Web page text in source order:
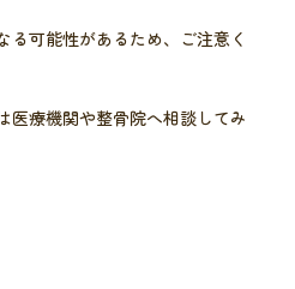
る可能性があるため、ご注意く
医療機関や整骨院へ相談してみ